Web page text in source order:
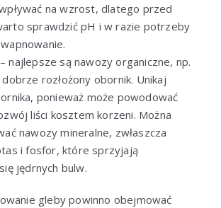
na wzrost, dlatego przed
sprawdzić pH i w razie potrzeby
najlepsze są nawozy organiczne, np.
rozłożony obornik. Unikaj
ponieważ może powodować
liści kosztem korzeni. Można
nawozy mineralne, zwłaszcza
i fosfor, które sprzyjają
jędrnych bulw.
gleby powinno obejmować